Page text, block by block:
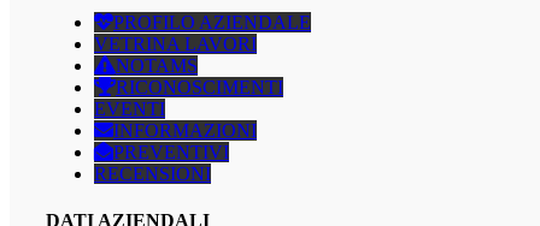
PROFILO AZIENDALE
VETRINA LAVORI
NOTAMS
RICONOSCIMENTI
EVENTI
INFORMAZIONI
PREVENTIVI
RECENSIONI
DATI AZIENDALI